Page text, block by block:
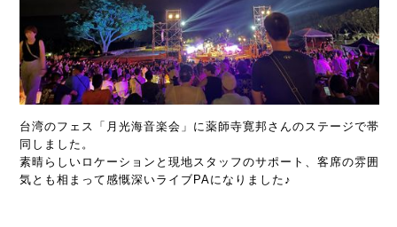
台湾のフェス「月光海音楽会」に薬師寺寛邦さんのステージで帯
同しました。
素晴らしいロケーションと現地スタッフのサポート、客席の雰囲
気とも相まって感慨深いライブPAになりました♪